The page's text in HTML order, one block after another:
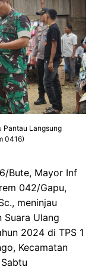
Pantau Langsung
0416)
Bute, Mayor Inf
042/Gapu,
meninjau
Suara Ulang
2024 di TPS 1
Kecamatan